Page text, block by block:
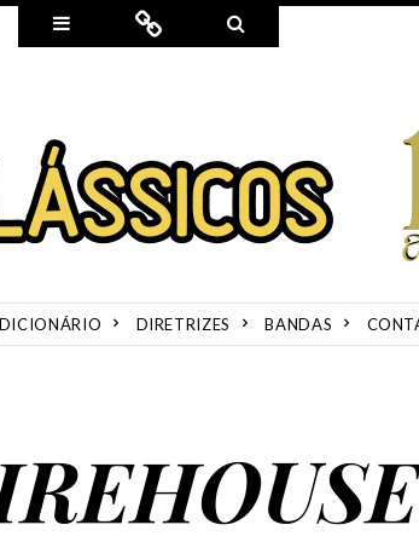
Widgets ConnectSearch
DICIONÁRIO DIRETRIZES BANDAS